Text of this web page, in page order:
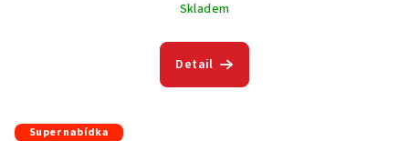
Skladem
Detail
Super nabídka